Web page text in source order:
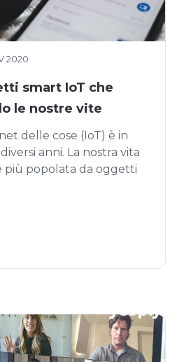
2020
smart IoT che
le nostre vite
delle cose (IoT) è in
anni. La nostra vita
più popolata da oggetti